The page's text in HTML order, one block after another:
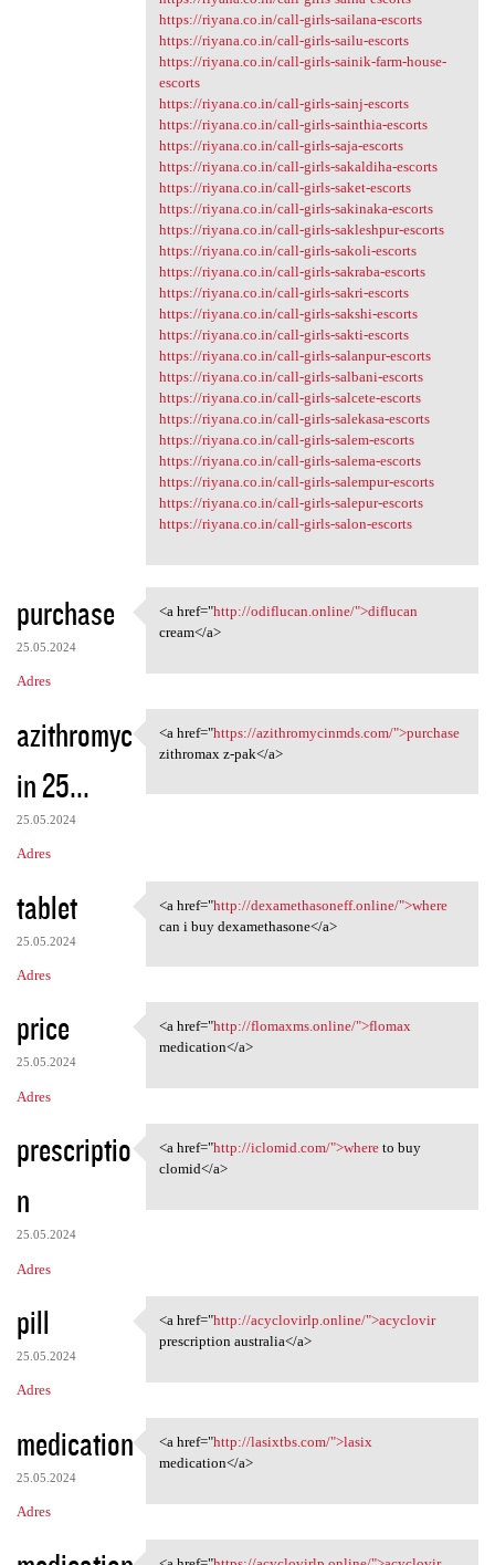
https://riyana.co.in/call-girls-sailana-escorts
https://riyana.co.in/call-girls-sailu-escorts
https://riyana.co.in/call-girls-sainik-farm-house-
escorts
https://riyana.co.in/call-girls-sainj-escorts
https://riyana.co.in/call-girls-sainthia-escorts
https://riyana.co.in/call-girls-saja-escorts
https://riyana.co.in/call-girls-sakaldiha-escorts
https://riyana.co.in/call-girls-saket-escorts
https://riyana.co.in/call-girls-sakinaka-escorts
https://riyana.co.in/call-girls-sakleshpur-escorts
https://riyana.co.in/call-girls-sakoli-escorts
https://riyana.co.in/call-girls-sakraba-escorts
https://riyana.co.in/call-girls-sakri-escorts
https://riyana.co.in/call-girls-sakshi-escorts
https://riyana.co.in/call-girls-sakti-escorts
https://riyana.co.in/call-girls-salanpur-escorts
https://riyana.co.in/call-girls-salbani-escorts
https://riyana.co.in/call-girls-salcete-escorts
https://riyana.co.in/call-girls-salekasa-escorts
https://riyana.co.in/call-girls-salem-escorts
https://riyana.co.in/call-girls-salema-escorts
https://riyana.co.in/call-girls-salempur-escorts
https://riyana.co.in/call-girls-salepur-escorts
https://riyana.co.in/call-girls-salon-escorts
purchase
25.05.2024
Adres
<a href="http://odiflucan
<a href="http://odiflucan.online/">diflucan
cream</a>
azithromyc
in 25...
25.05.2024
Adres
<a href="https:/
<a href="https://azithromycinmds.com/">purchase
zithromax z-pak</a>
tablet
25.05.2024
Adres
<a href="http:/
<a href="http://dexamethasoneff.online/">where
can i buy dexamethasone</a>
price
25.05.2024
Adres
<a href="http://flomaxms
<a href="http://flomaxms.online/">flomax
medication</a>
prescriptio
n
25.05.2024
Adres
<a href="http://iclomid.com/"
<a href="http://iclomid.com/">whereto buy
clomid</a>
pill
25.05.2024
Adres
<a href="http://acyclovirlp
<a href="http://acyclovirlp.online/">acyclovir
prescription australia</a>
medication
25.05.2024
Adres
<a href="http://lasixtbs.com/
<a href="http://lasixtbs.com/">lasix
medication</a>